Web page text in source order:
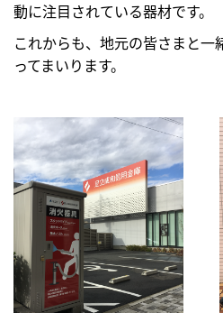
動に注目されている器材です。
これからも、地元の皆さまと一
ってまいります。